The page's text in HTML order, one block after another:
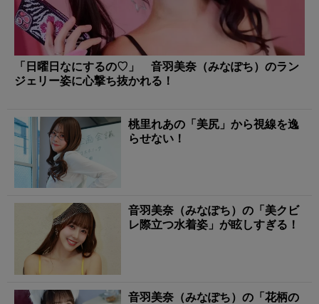
「日曜日なにするの♡」 音羽美奈（みなぽち）のラン
ジェリー姿に心撃ち抜かれる！
桃里れあの「美尻」から視線を逸
らせない！
音羽美奈（みなぽち）の「美クビ
レ際立つ水着姿」が眩しすぎる！
音羽美奈（みなぽち）の「花柄の